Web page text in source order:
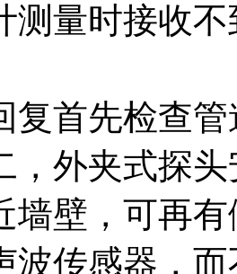
测量时接收
复首先检查
，外夹式探
墙壁，可再
波传感器，